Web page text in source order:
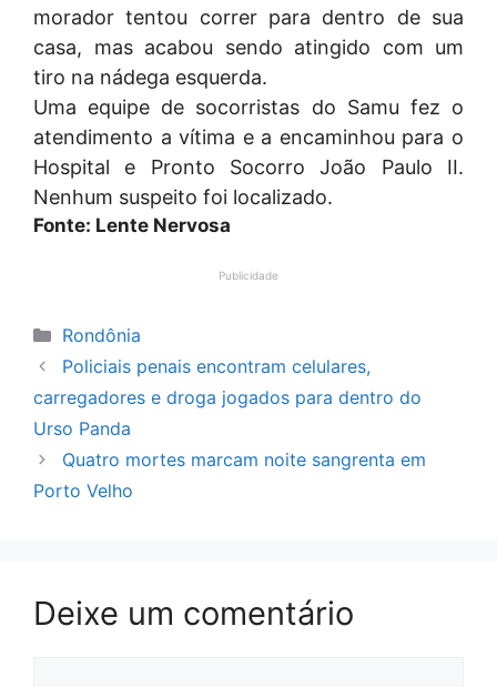
morador tentou correr para dentro de sua
casa, mas acabou sendo atingido com um
tiro na nádega esquerda.
Uma equipe de socorristas do Samu fez o
atendimento a vítima e a encaminhou para o
Hospital e Pronto Socorro João Paulo II.
Nenhum suspeito foi localizado.
Fonte: Lente Nervosa
Publicidade
Categorias
Rondônia
Policiais penais encontram celulares,
carregadores e droga jogados para dentro do
Urso Panda
Quatro mortes marcam noite sangrenta em
Porto Velho
Deixe um comentário